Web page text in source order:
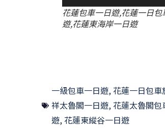
花蓮包車一日遊,花蓮一日
遊,花蓮東海岸一日遊
一級包車一日遊,花蓮一日包車
祥太魯閣一日遊,花蓮太魯閣包
遊,花蓮東縱谷一日遊